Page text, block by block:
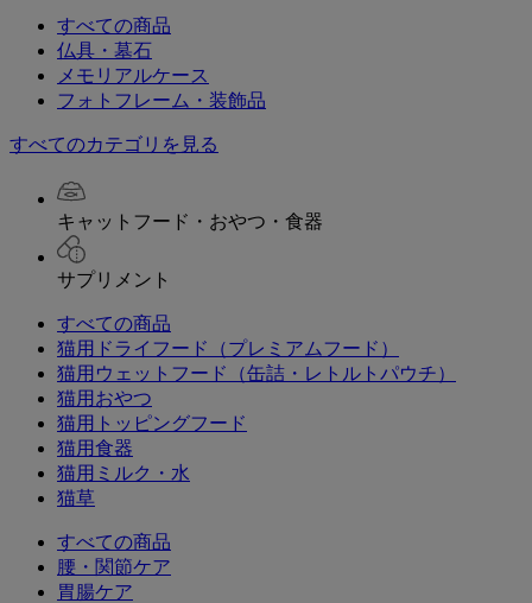
すべての商品
仏具・墓石
メモリアルケース
フォトフレーム・装飾品
すべてのカテゴリを見る
キャットフード・おやつ・食器
サプリメント
すべての商品
猫用ドライフード（プレミアムフード）
猫用ウェットフード（缶詰・レトルトパウチ）
猫用おやつ
猫用トッピングフード
猫用食器
猫用ミルク・水
猫草
すべての商品
腰・関節ケア
胃腸ケア